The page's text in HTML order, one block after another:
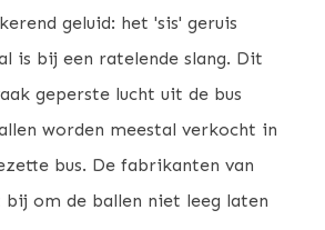
geluid: het 'sis' geruis
is bij een ratelende slang. Dit
geperste lucht uit de bus
worden meestal verkocht in
bus. De fabrikanten van
bij om de ballen niet leeg laten